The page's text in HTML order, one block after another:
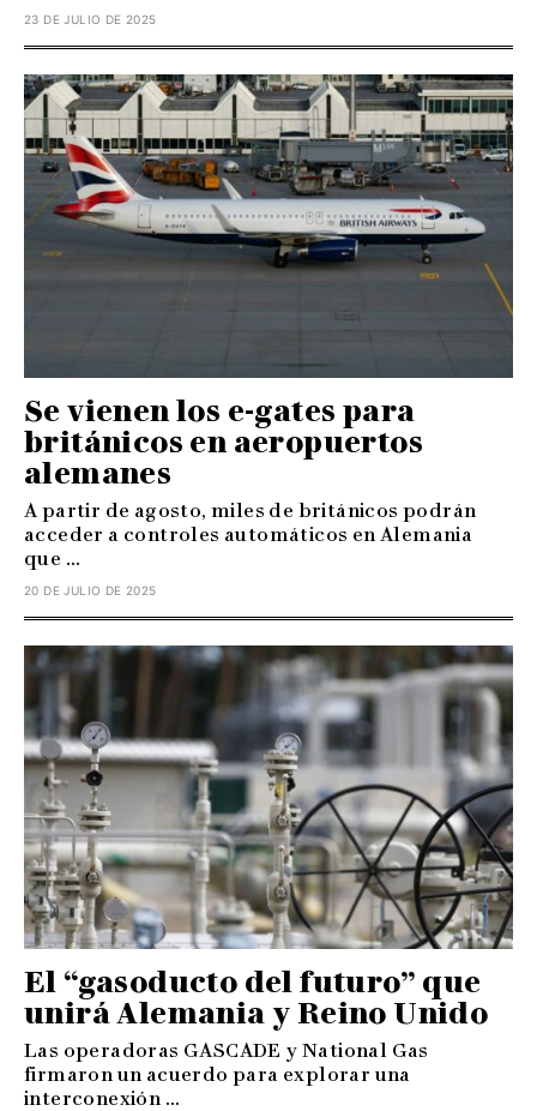
23 DE JULIO DE 2025
Se vienen los e-gates para
británicos en aeropuertos
alemanes
A partir de agosto, miles de británicos podrán
acceder a controles automáticos en Alemania
que ...
20 DE JULIO DE 2025
El “gasoducto del futuro” que
unirá Alemania y Reino Unido
Las operadoras GASCADE y National Gas
firmaron un acuerdo para explorar una
interconexión ...